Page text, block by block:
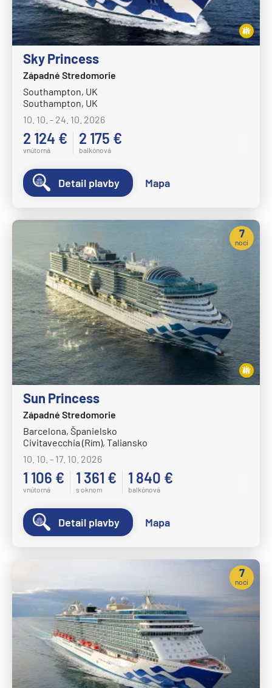
Sky Princess
Západné Stredomorie
Southampton, UK
Southampton, UK
10. 10. - 24. 10. 2026
2 124 €
vnútorná
2 175 €
balkónová
Detail plavby Mapa
Sun Princess
Západné Stredomorie
Barcelona, Španielsko
Civitavecchia (Rím), Taliansko
10. 10. - 17. 10. 2026
1 106 €
vnútorná
1 361 €
s oknom
1 840 €
balkónová
7
nocí
Detail plavby Mapa
7
nocí